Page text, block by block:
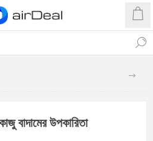
বাদামের উপকারিতা